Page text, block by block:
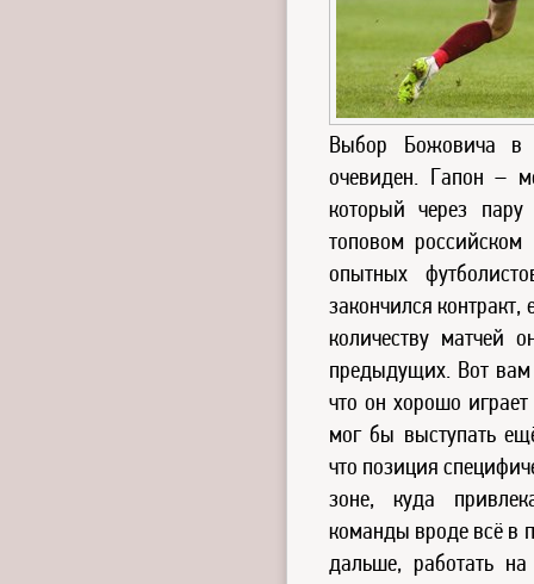
Выбор Божовича в
очевиден. Гапон –
который через
топовом
опытных
закончился
количеству матчей
предыдущих. Вот вам
что он хорошо
мог бы выступать
что позиция
зоне, куда
команды вроде всё в
дальше, работать